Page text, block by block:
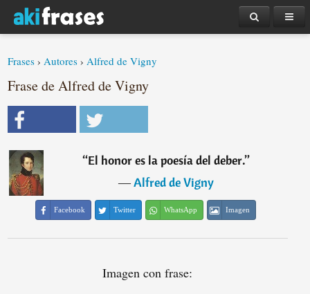
Frases ›Autores ›Alfred de Vigny
Frase de Alfred de Vigny
“El honor es la poesía del deber.”
―Alfred de Vigny
Facebook Twitter WhatsApp Imagen
Imagen con frase: